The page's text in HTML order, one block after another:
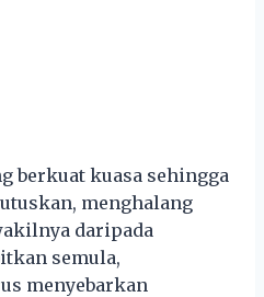
berkuat kuasa sehingga
menghalang
daripada
semula,
menyebarkan